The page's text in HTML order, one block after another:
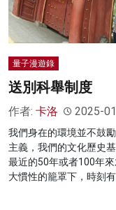
量子漫遊錄
送別科舉制度
作者: 卡洛 2025-
我們身在的環境並不鼓
主義，我們的文化歷史
最近的50年或者100年
大慣性的籠罩下，時刻